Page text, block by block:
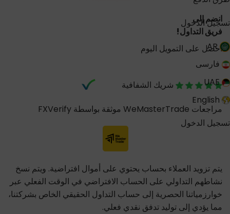
تسجيل الدخول
AR
فارسی
UAE
تسجيل الدخول
انضم إلى
فريق التداول!
احصل على التمويل اليوم
شريك الشفافية
مراجعات WeMasterTrade موثقة بواسطة FXVerify
يتم تزويد العملاء بحساب يحتوي على أموال افتراضية. ويتم نسخ
نشاطهم التداولي على الحساب الافتراضي في الوقت الفعلي عبر
خوارزمياتنا الحصرية إلى حساب التداول الحقيقي الخاص بشركتنا،
مما يؤدي إلى توليد تدفق نقدي فعلي.